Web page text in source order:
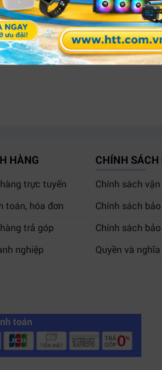
HÀNG
trực tuyến
toán, hóa đơn
trả góp
nghiệp
CHÍNH SÁCH
Chính sách
Chính sách
Chính sách
Quyền và
toán